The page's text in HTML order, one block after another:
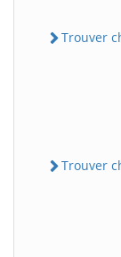
Trouver
Trouver